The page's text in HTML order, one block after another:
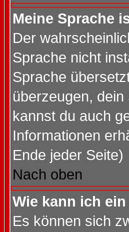
Meine Sprache
Der
Sprache nicht
Sprache
überzeugen,
kannst du auch
Informationen
Ende jeder Seite)
Nach oben
Wie kann ich
Es können sich